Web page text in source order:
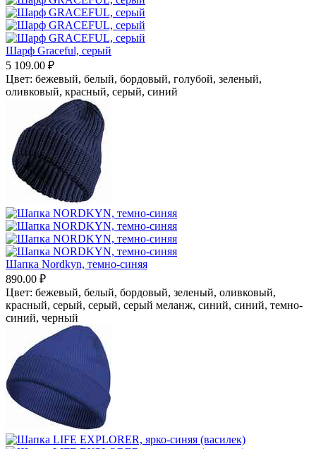
Шарф Graceful, серый
5 109.00 ₽
Цвет: бежевый, белый, бордовый, голубой, зеленый,
оливковый, красный, серый, синий
Шапка Nordkyn, темно-синяя
890.00 ₽
Цвет: бежевый, белый, бордовый, зеленый, оливковый,
красный, серый, серый, серый меланж, синий, синий, темно-
синий, черный